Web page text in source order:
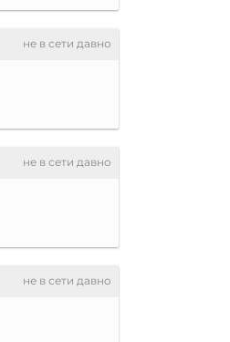
не в сети давно
не в сети давно
не в сети давно